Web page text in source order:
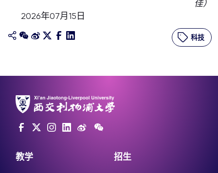
佳）
2026年07月15日
科技
教学 招生